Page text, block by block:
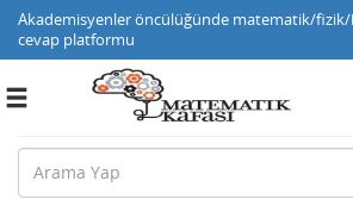
Akademisyenler öncülüğünde matematik/
cevap platformu
Toggle